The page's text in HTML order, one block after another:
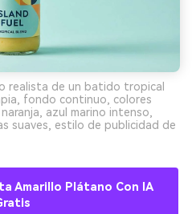
realista de un batido tropical
fondo continuo, colores
azul marino intenso,
suaves, estilo de publicidad de
Amarillo Plátano Con IA